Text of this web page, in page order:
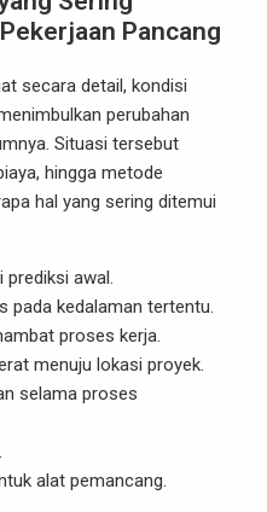
Pancang
secara detail, kondisi
perubahan
Situasi tersebut
hingga metode
hal yang sering ditemui
prediksi awal.
pada kedalaman tertentu.
proses kerja.
menuju lokasi proyek.
selama proses
alat pemancang.